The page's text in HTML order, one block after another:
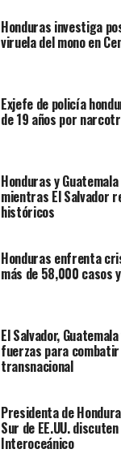
Honduras investiga
viruela del mono en
Exjefe de policía
de 19 años por
Honduras y
mientras El Salvador
históricos
Honduras enfrenta
más de 58,000 casos
El Salvador,
fuerzas para
transnacional
Presidenta de
Sur de EE.UU.
Interoceánico